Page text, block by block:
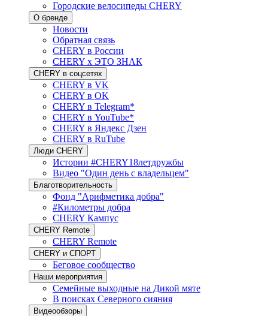
Городские велосипеды CHERY
О бренде
Новости
Обратная связь
CHERY в России
CHERY x ЭТО ЗНАК
CHERY в соцсетях
CHERY в VK
CHERY в OK
CHERY в Telegram*
CHERY в YouTube*
CHERY в Яндекс Дзен
CHERY в RuTube
Люди CHERY
Истории #CHERY18летдружбы
Видео "Один день с владельцем"
Благотворительность
Фонд "Арифметика добра"
#Километры добра
CHERY Кампус
CHERY Remote
CHERY Remote
CHERY и СПОРТ
Беговое сообщество
Наши мероприятия
Семейные выходные на Дикой мяте
В поисках Северного сияния
Видеообзоры